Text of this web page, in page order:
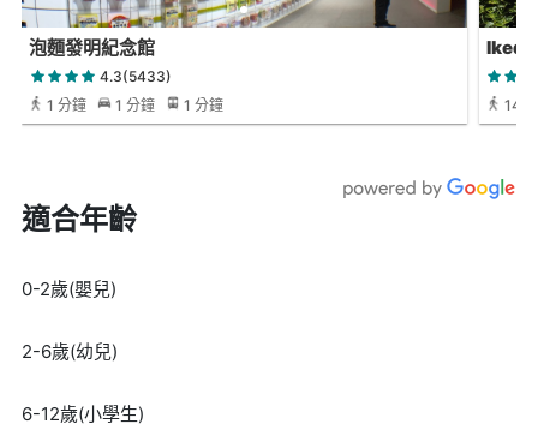
泡麵發明紀念館
4.3(5433)
1 分鐘
1 分鐘 1 分鐘 14
適合年齡
0-2歲(嬰兒)
2-6歲(幼兒)
6-12歲(小學生)